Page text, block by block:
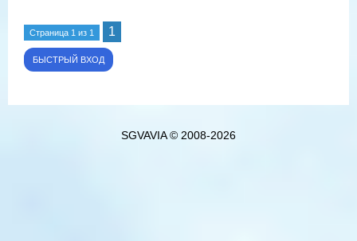
Страница 1 из 1 1
SGVAVIA © 2008-2026